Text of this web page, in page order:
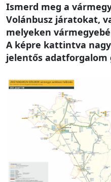
Ismerd meg a
Volánbusz járatokat,
melyeken
A képre kattintva
jelentős adatforgalom
Image